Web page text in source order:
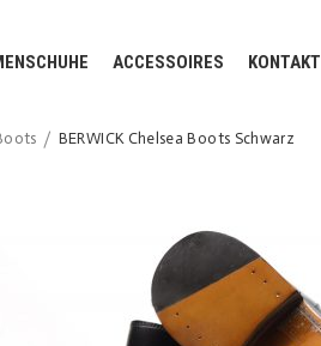
ACCESSOIRES KONTAKT
/ BERWICK Chelsea Boots Schwarz